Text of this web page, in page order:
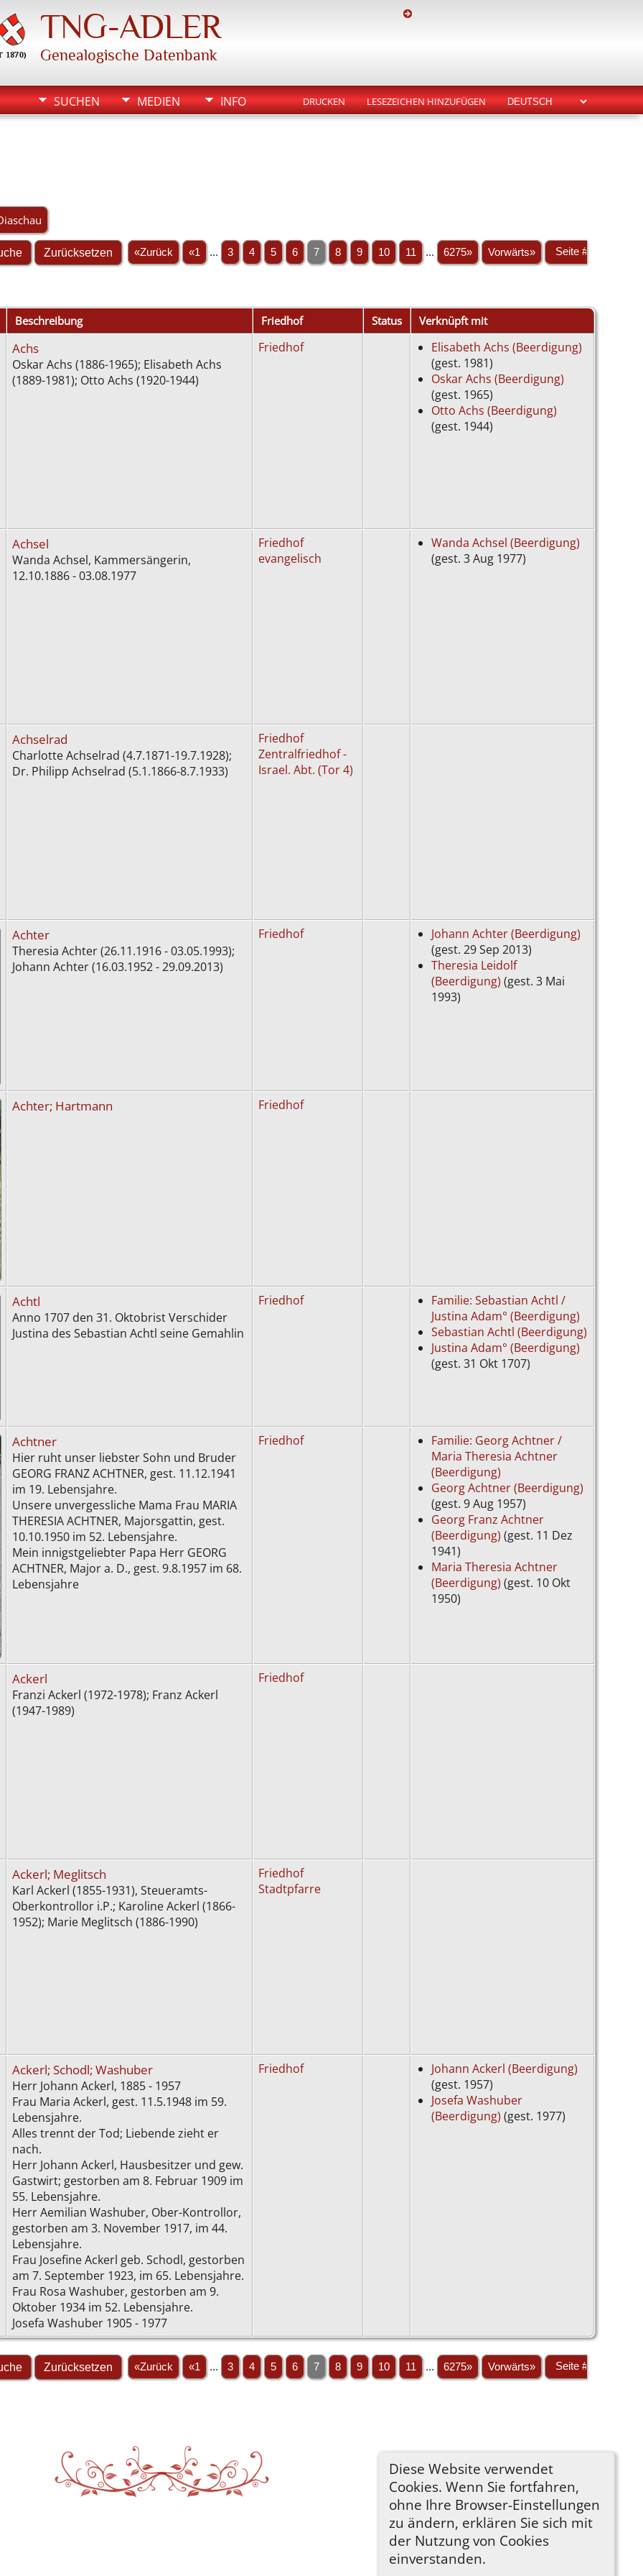
TNG-ADLER
Genealogische Datenbank
SUCHEN MEDIEN INFO DRUCKEN LESEZEICHEN HINZUFÜGEN
Diese Website verwendet
Cookies. Wenn Sie fortfahren,
ohne Ihre Browser-Einstellungen
zu ändern, erklären Sie sich mit
der Nutzung von Cookies
einverstanden.
«Zurück «1 ... 3 4 5 6 7 8 9 10 11 ... 6275» Vorwärts»
Beschreibung Friedhof Status Verknüpft mit
Achs
Oskar Achs (1886-1965); Elisabeth Achs
(1889-1981); Otto Achs (1920-1944)
Friedhof
Elisabeth Achs (Beerdigung)
(gest. 1981)
Oskar Achs (Beerdigung)
(gest. 1965)
Otto Achs (Beerdigung)
(gest. 1944)
Achsel
Wanda Achsel, Kammersängerin,
12.10.1886 - 03.08.1977
Friedhof
evangelisch
Wanda Achsel (Beerdigung)
(gest. 3 Aug 1977)
Achselrad
Charlotte Achselrad (4.7.1871-19.7.1928);
Dr. Philipp Achselrad (5.1.1866-8.7.1933)
Friedhof
Zentralfriedhof -
Israel. Abt. (Tor 4)
Achter
Theresia Achter (26.11.1916 - 03.05.1993);
Johann Achter (16.03.1952 - 29.09.2013)
Friedhof
Johann Achter (Beerdigung)
(gest. 29 Sep 2013)
Theresia Leidolf
(Beerdigung) (gest. 3 Mai
1993)
Achter; Hartmann Friedhof
Achtl
Anno 1707 den 31. Oktobrist Verschider
Justina des Sebastian Achtl seine Gemahlin
Friedhof
Familie: Sebastian Achtl /
Justina Adam° (Beerdigung)
Sebastian Achtl (Beerdigung)
Justina Adam° (Beerdigung)
(gest. 31 Okt 1707)
Achtner
Hier ruht unser liebster Sohn und Bruder
GEORG FRANZ ACHTNER, gest. 11.12.1941
im 19. Lebensjahre.
Unsere unvergessliche Mama Frau MARIA
THERESIA ACHTNER, Majorsgattin, gest.
10.10.1950 im 52. Lebensjahre.
Mein innigstgeliebter Papa Herr GEORG
ACHTNER, Major a. D., gest. 9.8.1957 im 68.
Lebensjahre
Friedhof
Familie: Georg Achtner /
Maria Theresia Achtner
(Beerdigung)
Georg Achtner (Beerdigung)
(gest. 9 Aug 1957)
Georg Franz Achtner
(Beerdigung) (gest. 11 Dez
1941)
Maria Theresia Achtner
(Beerdigung) (gest. 10 Okt
1950)
Ackerl
Franzi Ackerl (1972-1978); Franz Ackerl
(1947-1989)
Friedhof
Ackerl; Meglitsch
Karl Ackerl (1855-1931), Steueramts-
Oberkontrollor i.P.; Karoline Ackerl (1866-
1952); Marie Meglitsch (1886-1990)
Friedhof
Stadtpfarre
Ackerl; Schodl; Washuber
Herr Johann Ackerl, 1885 - 1957
Frau Maria Ackerl, gest. 11.5.1948 im 59.
Lebensjahre.
Alles trennt der Tod; Liebende zieht er
nach.
Herr Johann Ackerl, Hausbesitzer und gew.
Gastwirt; gestorben am 8. Februar 1909 im
55. Lebensjahre.
Herr Aemilian Washuber, Ober-Kontrollor,
gestorben am 3. November 1917, im 44.
Lebensjahre.
Frau Josefine Ackerl geb. Schodl, gestorben
am 7. September 1923, im 65. Lebensjahre.
Frau Rosa Washuber, gestorben am 9.
Oktober 1934 im 52. Lebensjahre.
Josefa Washuber 1905 - 1977
Friedhof
Johann Ackerl (Beerdigung)
(gest. 1957)
Josefa Washuber
(Beerdigung) (gest. 1977)
«Zurück «1 ... 3 4 5 6 7 8 9 10 11 ... 6275» Vorwärts»